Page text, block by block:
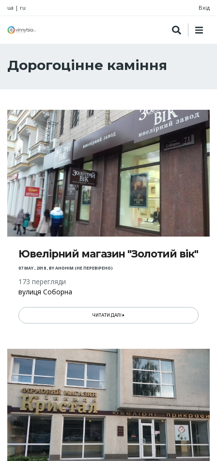
ua | ru Вхід
Дорогоцінне каміння
Ювелірний магазин "Золотий вік"
07 MAY , 2018,BYАНОНІМ (НЕ ПЕРЕВІРЕНО)
173 перегляди
вулиця Соборна
ЧИТАТИ ДАЛІ